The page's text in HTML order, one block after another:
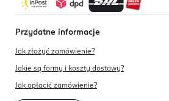
Przydatne informacje
Jak złożyć zamówienie?
Jakie są formy i koszty dostawy?
Jak opłacić zamówienie?